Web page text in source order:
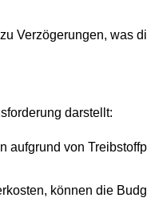
Verzögerungen, was
darstellt:
aufgrund von
können die